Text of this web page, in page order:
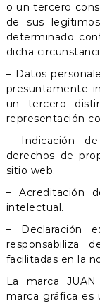
o un tercero
de sus
determinado
dicha
– Datos
presuntamente
un tercero
representación
– Indicación
derechos de
sitio web.
– Acreditación
intelectual.
– Declaración
responsabiliza
facilitadas en la
La marca
marca gráfica es